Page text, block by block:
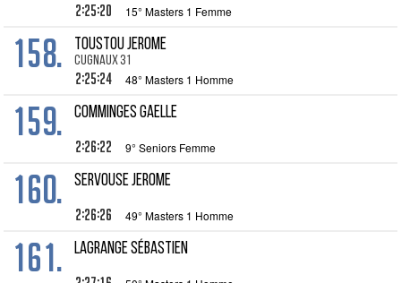
2:25:20 15° Masters 1 Femme
158. TOUSTOU Jerome
Cugnaux 31
2:25:24 48° Masters 1 Homme
159. COMMINGES Gaelle
2:26:22 9° Seniors Femme
160. SERVOUSE Jerome
2:26:26 49° Masters 1 Homme
161. LAGRANGE Sébastien